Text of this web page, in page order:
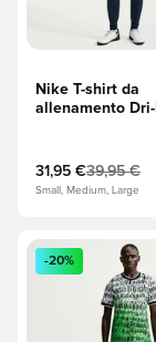
Nike T-shirt da
allenamento Dri-
31,95 €39,95 €
Small, Medium, Large
Apre una
-20%